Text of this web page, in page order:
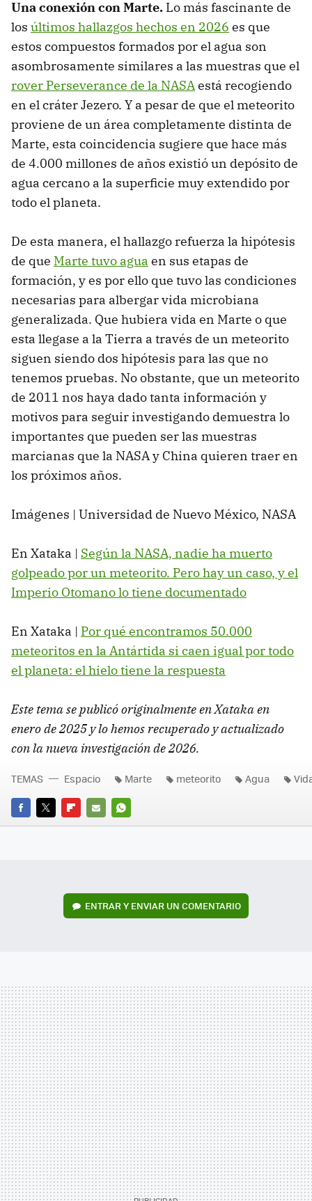
Una conexión con Marte. Lo más fascinante de
los últimos hallazgos hechos en 2026 es que
estos compuestos formados por el agua son
asombrosamente similares a las muestras que el
rover Perseverance de la NASAestá recogiendo
en el cráter Jezero. Y a pesar de que el meteorito
proviene de un área completamente distinta de
Marte, esta coincidencia sugiere que hace más
de 4.000 millones de años existió un depósito de
agua cercano a la superficie muy extendido por
todo el planeta.
De esta manera, el hallazgo refuerza la hipótesis
de que Marte tuvo agua en sus etapas de
formación, y es por ello que tuvo las condiciones
necesarias para albergar vida microbiana
generalizada. Que hubiera vida en Marte o que
esta llegase a la Tierra a través de un meteorito
siguen siendo dos hipótesis para las que no
tenemos pruebas. No obstante, que un meteorito
de 2011 nos haya dado tanta información y
motivos para seguir investigando demuestra lo
importantes que pueden ser las muestras
marcianas que la NASA y China quieren traer en
los próximos años.
Imágenes | Universidad de Nuevo México, NASA
En Xataka | Según la NASA, nadie ha muerto
golpeado por un meteorito. Pero hay un caso, y el
Imperio Otomano lo tiene documentado
En Xataka | Por qué encontramos 50.000
meteoritos en la Antártida si caen igual por todo
el planeta: el hielo tiene la respuesta
Este tema se publicó originalmente en Xataka en
enero de 2025 y lo hemos recuperado y actualizado
con la nueva investigación de 2026.
FACEBOOK
TWITTERFLIPBOARD
E-
WHATSAPP
TEMAS Espacio Marte meteorito Agua
ENTRAR Y ENVIAR UN COMENTARIO